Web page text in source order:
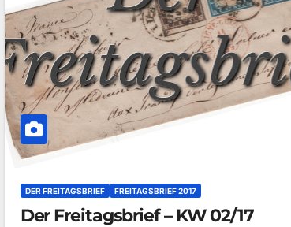
DER FREITAGSBRIEF FREITAGSBRIEF 2017
Der Freitagsbrief – KW 02/17